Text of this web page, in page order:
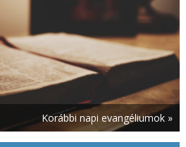
Korábbi napi evangéliumok »